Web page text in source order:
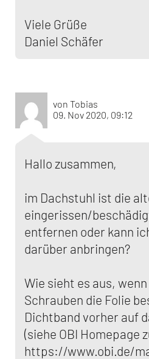
Viele Grüße
Daniel Schäfer
von Tobias
09. Nov 2020, 09:12
Hallo zusammen,
im Dachstuhl ist die
eingerissen/
entfernen oder kann
darüber anbringen?
Wie sieht es aus,
Schrauben die Folie
Dichtband vorher auf
(siehe OBI Homepage
https://www.obi.de/